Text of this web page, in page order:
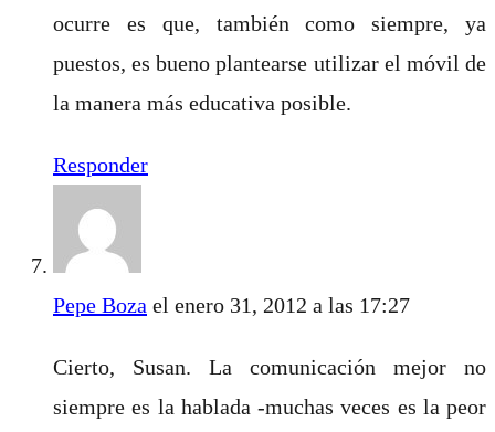
ocurre es que, también como siempre, ya
puestos, es bueno plantearse utilizar el móvil de
la manera más educativa posible.
Responder
Pepe Boza el enero 31, 2012 a las 17:27
Cierto, Susan. La comunicación mejor no
siempre es la hablada -muchas veces es la peor